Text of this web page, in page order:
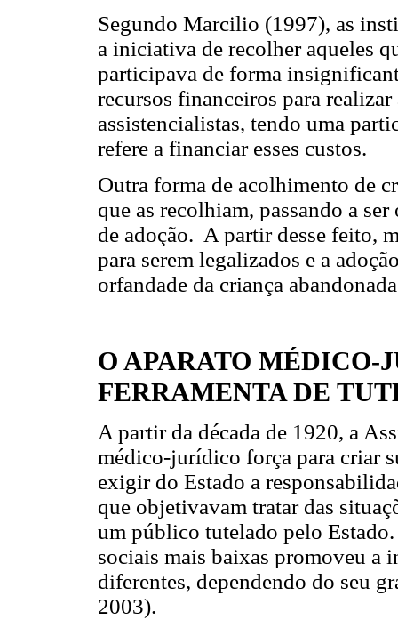
Segundo Marcilio (1997), as
a iniciativa de recolher aqueles
participava de forma
recursos financeiros para
assistencialistas, tendo uma
refere a financiar esses custos.
Outra forma de acolhimento de
que as recolhiam, passando a
de adoção. A partir desse feito,
para serem legalizados e a
orfandade da criança
O APARATO MÉDICO-
FERRAMENTA DE
A partir da década de 1920, a
médico-jurídico força para criar
exigir do Estado a
que objetivavam tratar das
um público tutelado pelo
sociais mais baixas promoveu a
diferentes, dependendo do seu
2003).